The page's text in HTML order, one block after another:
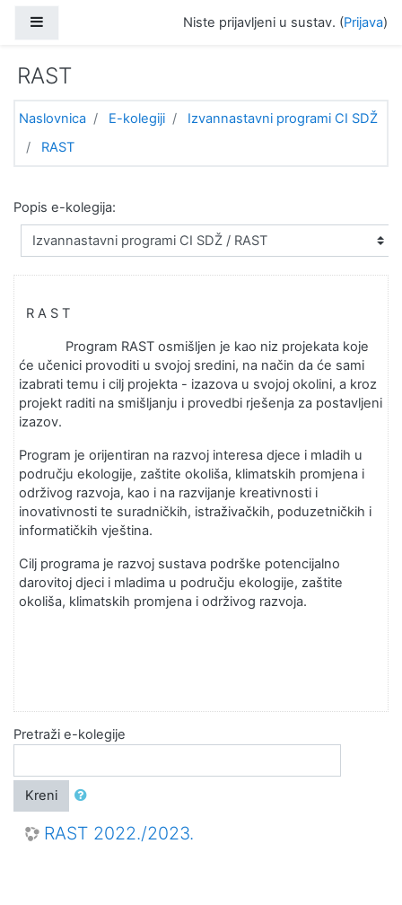
Niste prijavljeni u sustav. (Prijava)
RAST
Naslovnica E-kolegiji
Izvannastavni programi CI SDŽ
RAST
Popis e-kolegija:
R A S T
Program RAST osmišljen je kao niz projekata koje
će učenici provoditi u svojoj sredini, na način da će sami
izabrati temu i cilj projekta - izazova u svojoj okolini, a kroz
projekt raditi na smišljanju i provedbi rješenja za postavljeni
izazov.
Program je orijentiran na razvoj interesa djece i mladih u
području ekologije, zaštite okoliša, klimatskih promjena i
održivog razvoja, kao i na razvijanje kreativnosti i
inovativnosti te suradničkih, istraživačkih, poduzetničkih i
informatičkih vještina.
Cilj programa je razvoj sustava podrške potencijalno
darovitoj djeci i mladima u području ekologije, zaštite
okoliša, klimatskih promjena i održivog razvoja.
Pretraži e-kolegije
Kreni
RAST 2022./2023.